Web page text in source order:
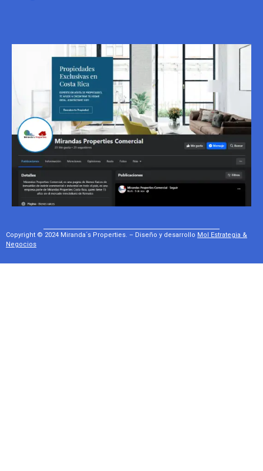
Copyright © 2024 Miranda´s Properties. – Diseño y desarrollo Mol Estrategia &
Negocios